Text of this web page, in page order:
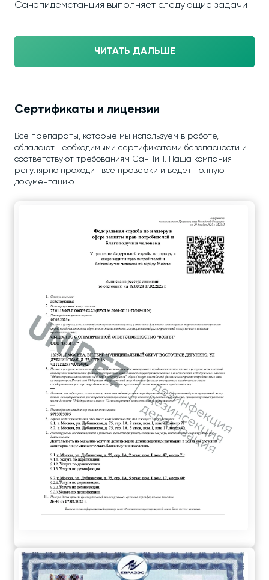
Санэпидемстанция выполняет следующие задачи
ЧИТАТЬ ДАЛЬШЕ
Сертификаты и лицензии
Все препараты, которые мы используем в работе,
обладают необходимыми сертификатами безопасности и
соответствуют требованиям СанПиН. Наша компания
регулярно проходит все проверки и ведет полную
документацию.